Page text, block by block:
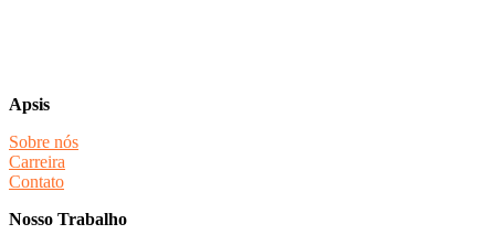
Apsis
Sobre nós
Carreira
Contato
Nosso Trabalho